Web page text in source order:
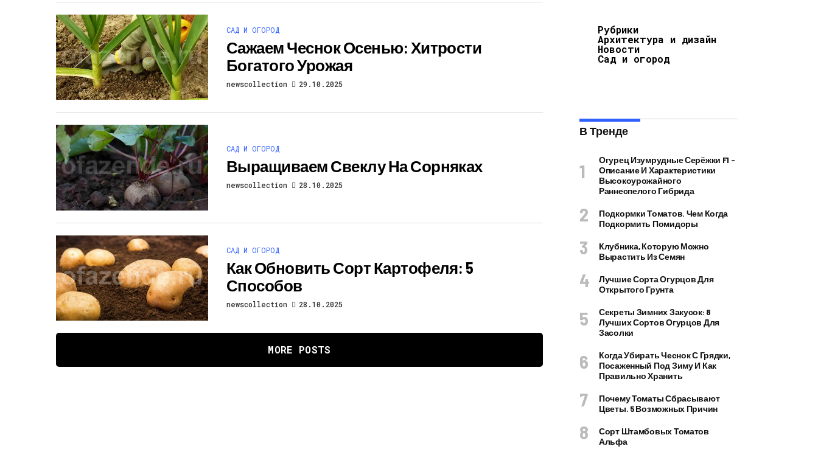
САД И ОГОРОД
Сажаем Чеснок Осенью: Хитрости
Богатого Урожая
newscollection 29.10.2025
САД И ОГОРОД
Выращиваем Свеклу На Сорняках
newscollection 28.10.2025
САД И ОГОРОД
Как Обновить Сорт Картофеля: 5
Способов
newscollection 28.10.2025
MORE POSTS
Рубрики
Архитектура и дизайн
Новости
Сад и огород
В Тренде
Огурец Изумрудные Серёжки F1 –
Описание И Характеристики
Высокоурожайного
Раннеспелого Гибрида
Подкормки Томатов. Чем Когда
Подкормить Помидоры
Клубника, Которую Можно
Вырастить Из Семян
Лучшие Сорта Огурцов Для
Открытого Грунта
Секреты Зимних Закусок: 8
Лучших Сортов Огурцов Для
Засолки
Когда Убирать Чеснок С Грядки,
Посаженный Под Зиму И Как
Правильно Хранить
Почему Томаты Сбрасывают
Цветы. 5 Возможных Причин
Сорт Штамбовых Томатов
Альфа